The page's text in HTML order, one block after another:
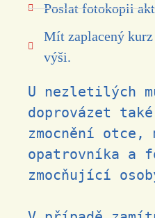
Poslat fotokopii
Mít zaplacený
výši.
U nezletilých
doprovázet také
zmocnění otce,
opatrovníka a
zmocňující